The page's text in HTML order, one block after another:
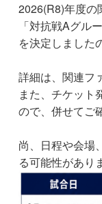
2026(R8)年度の
「対抗戦Aグル
を決定しました
詳細は、関連フ
また、チケット
ので、併せてご
尚、日程や会場
る可能性があり